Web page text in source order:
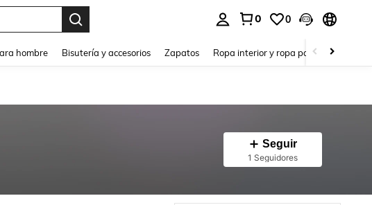
0 0
hombre Bisutería y accesorios Zapatos Ropa interior y ropa para dormir
Seguir
1 Seguidores